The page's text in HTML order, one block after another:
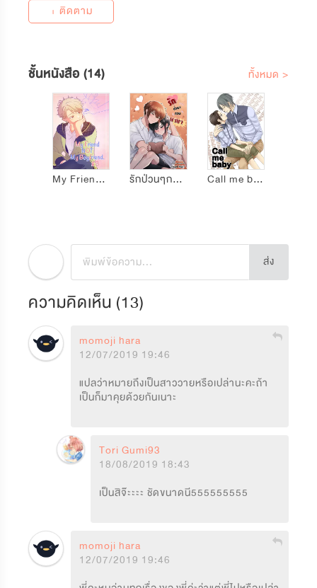
+ ติดตาม
ชั้นหนังสือ (14) ทั้งหมด >
My Friend NOT My Boyfriend รักป่วนๆกวนบาทา Call me baby
ส่ง
ความคิดเห็น (13)
momoji hara
12/07/2019 19:46
แปลว่าหมายถึงเป็นสาววายหรือเปล่านะคะถ้า
เป็นก็มาคุยด้วยกันเนาะ
Tori Gumi93
18/08/2019 18:43
เป็นสิจ๊ะะะะ ชัดขนาดนี555555555
momoji hara
12/07/2019 19:46